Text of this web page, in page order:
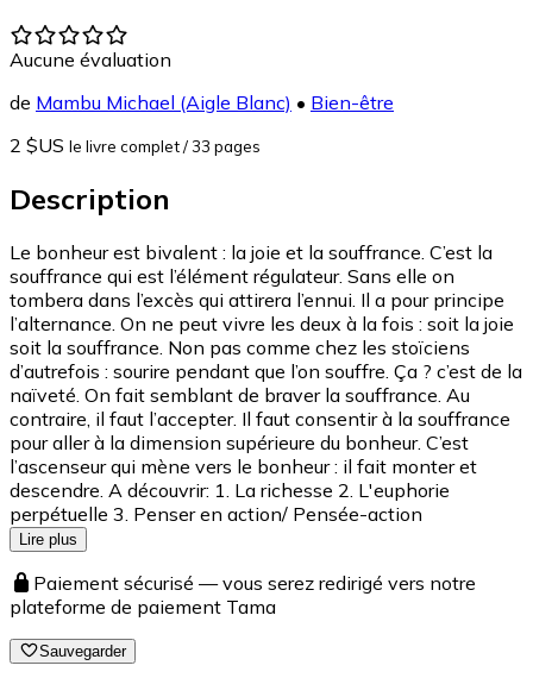
Aucune évaluation
de Mambu Michael (Aigle Blanc) • Bien-être
2 $US le livre complet/ 33 pages
Description
Le bonheur est bivalent : la joie et la souffrance. C’est la
souffrance qui est l’élément régulateur. Sans elle on
tombera dans l’excès qui attirera l’ennui. Il a pour principe
l’alternance. On ne peut vivre les deux à la fois : soit la joie
soit la souffrance. Non pas comme chez les stoïciens
d’autrefois : sourire pendant que l’on souffre. Ça ? c’est de la
naïveté. On fait semblant de braver la souffrance. Au
contraire, il faut l’accepter. Il faut consentir à la souffrance
pour aller à la dimension supérieure du bonheur. C’est
l’ascenseur qui mène vers le bonheur : il fait monter et
descendre. A découvrir: 1. La richesse 2. L'euphorie
perpétuelle 3. Penser en action/ Pensée-action
Lire plus
Paiement sécurisé — vous serez redirigé vers notre
plateforme de paiement Tama
Sauvegarder